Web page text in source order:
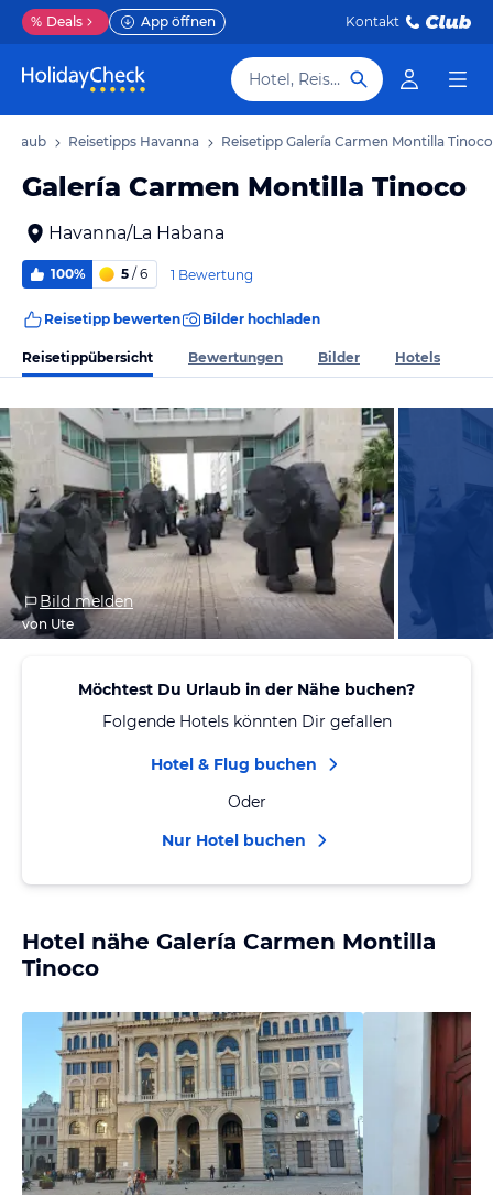
% Deals App öffnen Kontakt
Hotel, Reiseziel
Reisetipps Havanna Reisetipp Galería Carmen Montilla Tinoco
Galería Carmen Montilla Tinoco
Havanna/La Habana
100% 5 / 6 1 Bewertung
Reisetipp bewerten Bilder hochladen
Reisetippübersicht Bewertungen Bilder Hotels
Bild melden
von Ute
Möchtest Du Urlaub in der Nähe buchen?
Folgende Hotels könnten Dir gefallen
Hotel & Flug buchen
Oder
Nur Hotel buchen
Hotel nähe Galería Carmen Montilla
Tinoco